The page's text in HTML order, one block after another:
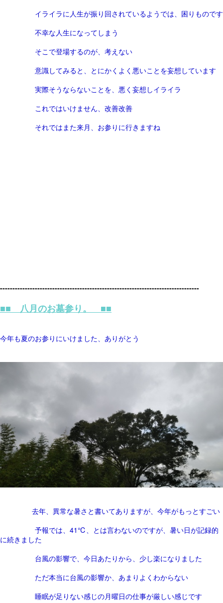
イライラに人生が振り回されているようでは、困りものです
不幸な人生になってしまう
そこで登場するのが、考えない
意識してみると、とにかくよく悪いことを妄想しています
実際そうならないことを、悪く妄想しイライラ
これではいけません、改善改善
それではまた来月、お参りに行きますね
--------------------------------------------------------------------------------
■■ 八月のお墓参り。 ■■
今年も夏のお参りにいけました、ありがとう
去年、異常な暑さと書いてありますが、今年がもっとすごい
予報では、41℃、とは言わないのですが、暑い日が記録的
に続きました
台風の影響で、今日あたりから、少し楽になりました
ただ本当に台風の影響か、あまりよくわからない
睡眠が足りない感じの月曜日の仕事が厳しい感じです